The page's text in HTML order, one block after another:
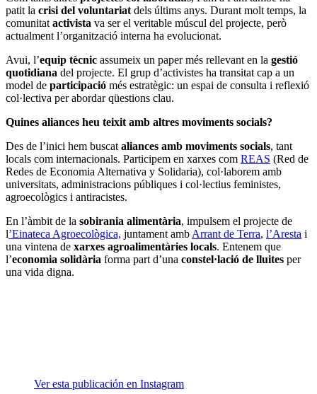
patit la crisi del voluntariatdels últims anys. Durant molt temps, la
comunitatactivista va ser el veritable múscul del projecte, però
actualment l’organització interna ha evolucionat.
Avui, l’equip tècnic assumeix un paper més rellevant en la gestió
quotidiana del projecte. El grup d’activistes ha transitat cap a un
model de participació més estratègic: un espai de consulta i reflexió
col·lectiva per abordar qüestions clau.
Quines aliances heu teixit amb altres moviments socials?
Des de l’inici hem buscataliances amb moviments socials, tant
locals com internacionals. Participem en xarxes com REAS (Red de
Redes de Economia Alternativa y Solidaria), col·laborem amb
universitats, administracions públiques i col·lectius feministes,
agroecològics i antiracistes.
En l’àmbit de la sobirania alimentària, impulsem el projecte de
l’Einateca Agroecològica, juntament ambArrant de Terra, l’Aresta i
una vintena de xarxes agroalimentàries locals. Entenem que
l’economia solidària forma part d’una constel·lació de lluites per
una vida digna.
Ver esta publicación en Instagram